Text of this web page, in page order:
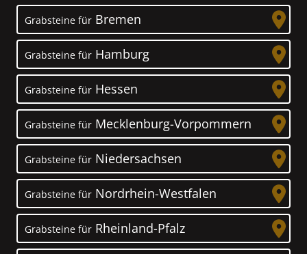
Grabsteine für Bremen
Grabsteine für Hamburg
Grabsteine für Hessen
Grabsteine für Mecklenburg-Vorpommern
Grabsteine für Niedersachsen
Grabsteine für Nordrhein-Westfalen
Grabsteine für Rheinland-Pfalz